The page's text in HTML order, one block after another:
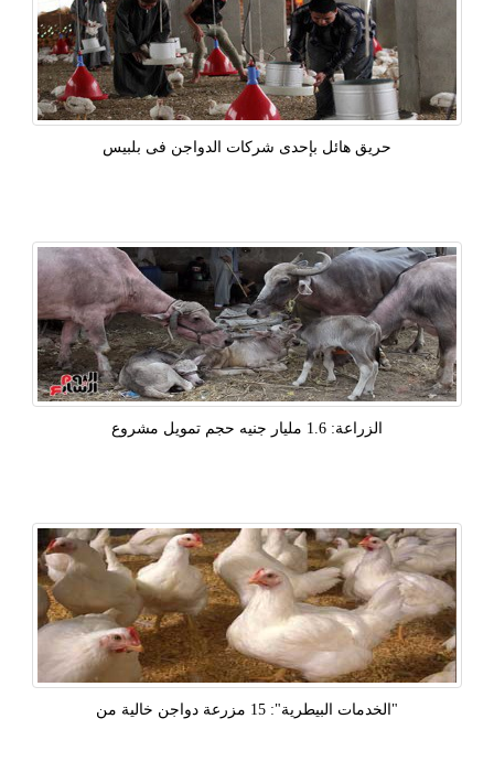
حريق هائل بإحدى شركات الدواجن فى بلبيس
الزراعة: 1.6 مليار جنيه حجم تمويل مشروع
"الخدمات البيطرية": 15 مزرعة دواجن خالية من